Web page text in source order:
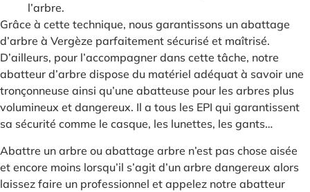
l’arbre.
Grâce à cette technique, nous garantissons un abattage
d’arbre à Vergèze parfaitement sécurisé et maîtrisé.
D’ailleurs, pour l’accompagner dans cette tâche, notre
abatteur d’arbre dispose du matériel adéquat à savoir une
tronçonneuse ainsi qu’une abatteuse pour les arbres plus
volumineux et dangereux. Il a tous les EPI qui garantissent
sa sécurité comme le casque, les lunettes, les gants…
Abattre un arbre ou abattage arbre n’est pas chose aisée
et encore moins lorsqu’il s’agit d’un arbre dangereux alors
laissez faire un professionnel et appelez notre abatteur